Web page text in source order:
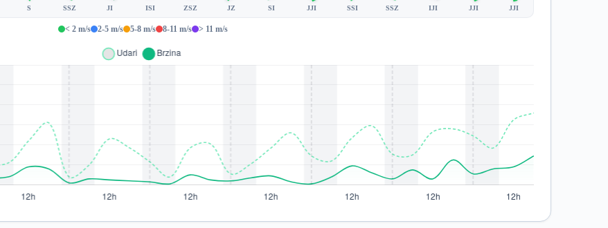
S SSZ JI ISI ZSZ JZ SI JJI SSI SSZ IJI JJI JJI
< 2 m/s 2-5 m/s 5-8 m/s 8-11 m/s > 11 m/s